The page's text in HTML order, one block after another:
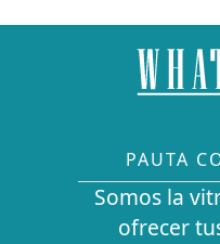
PAUTA
Somos la
ofrecer